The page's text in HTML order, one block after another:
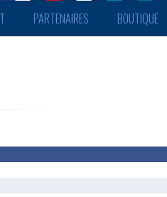
PARTENAIRES BOUTIQUE